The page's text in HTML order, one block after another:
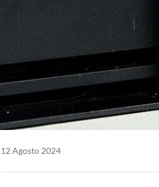
12 Agosto 2024